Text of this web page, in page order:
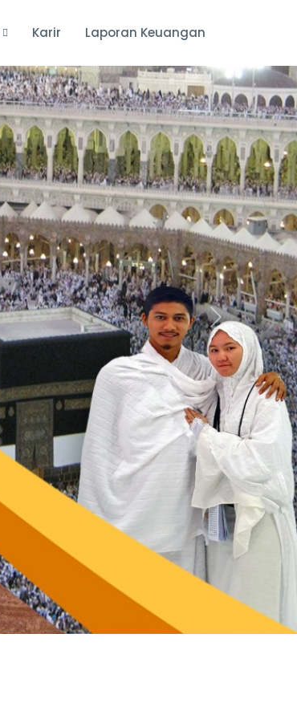
Karir Laporan Keuangan
Next